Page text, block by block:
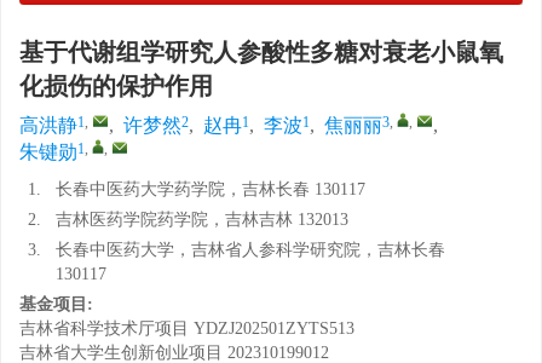
基于代谢组学研究人参酸性多糖对衰老小鼠氧
化损伤的保护作用
高洪静1, , 许梦然2, 赵冉1, 李波1, 焦丽丽3, ,
,
朱键勋1, ,
1.
长春中医药大学药学院，吉林长春 130117
2.
吉林医药学院药学院，吉林吉林 132013
3.
长春中医药大学，吉林省人参科学研究院，吉林长春
130117
基金项目:
吉林省科学技术厅项目 YDZJ202501ZYTS513
吉林省大学生创新创业项目 202310199012